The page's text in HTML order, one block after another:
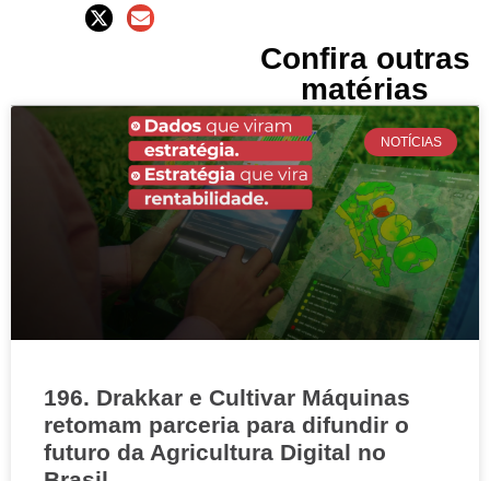
Confira outras
matérias
NOTÍCIAS
196. Drakkar e Cultivar Máquinas
retomam parceria para difundir o
futuro da Agricultura Digital no